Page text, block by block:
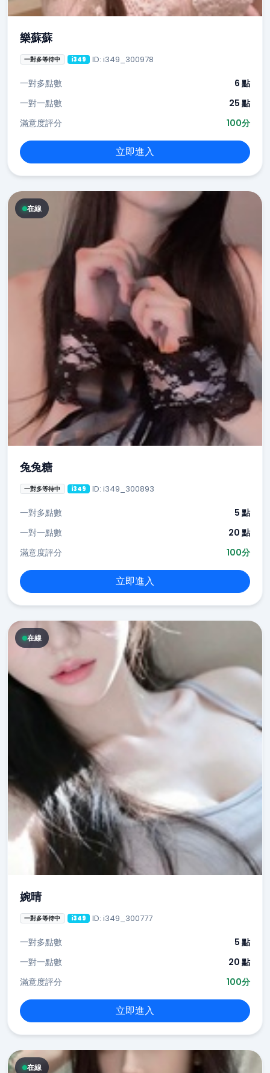
樂蘇蘇
一對多等待中 i349 ID: i349_300978
一對多點數
6 點
一對一點數
25 點
滿意度評分
100分
立即進入
在線
兔兔糖
一對多等待中 i349 ID: i349_300893
一對多點數
5 點
一對一點數
20 點
滿意度評分
100分
立即進入
在線
婉晴
一對多等待中 i349 ID: i349_300777
一對多點數
5 點
一對一點數
20 點
滿意度評分
100分
立即進入
在線